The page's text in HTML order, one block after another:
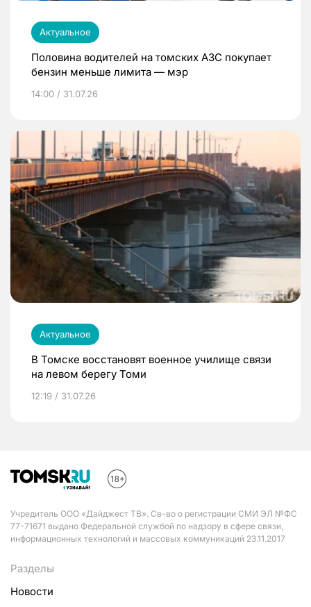
Актуальное
Половина водителей на томских АЗС покупает
бензин меньше лимита — мэр
14:00 / 31.07.26
Актуальное
В Томске восстановят военное училище связи
на левом берегу Томи
12:19 / 31.07.26
Учредитель ООО «Дайджест ТВ». Св-во о регистрации СМИ ЭЛ №ФС
77-71671 выдано Федеральной службой по надзору в сфере связи,
информационных технологий и массовых коммуникаций 23.11.2017
Разделы
Новости